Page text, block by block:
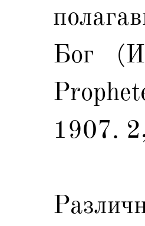
Бог
1907.